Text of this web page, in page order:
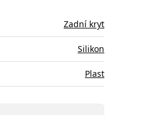
Zadní kryt
Silikon
Plast